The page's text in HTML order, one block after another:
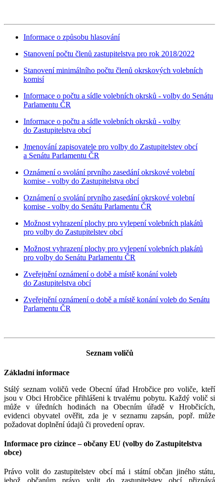
Informace o způsobu hlasování
Stanovení počtu členů zastupitelstva pro rok 2018/2022
Stanovení minimálního počtu členů okrskových volebních
komisí
Informace o počtu a sídle volebních okrsků - volby do Senátu
Parlamentu ČR
Informace o počtu a sídle volebních okrsků - volby
do Zastupitelstva obcí
Jmenování zapisovatele pro volby do Zastupitelstev obcí
a Senátu Parlamentu ČR
Oznámení o svolání prvního zasedání okrskové volební
komise - volby do Zastupitelstva obcí
Oznámení o svolání prvního zasedání okrskové volební
komise - volby do Senátu Parlamentu ČR
Možnost vyhrazení plochy pro vylepení volebních plakátů
pro volby do Zastupitelstev obcí
Možnost vyhrazení plochy pro vylepení volebních plakátů
pro volby do Senátu Parlamentu ČR
Zveřejnění oznámení o době a místě konání voleb
do Zastupitelstva obcí
Zveřejnění oznámení o době a místě konání voleb do Senátu
Parlamentu ČR
Seznam voličů
Základní informace
Stálý seznam voličů vede Obecní úřad Hrobčice pro voliče, kteří
jsou v Obci Hrobčice přihlášeni k trvalému pobytu. Každý volič si
může v úředních hodinách na Obecním úřadě v Hrobčicích,
evidenci obyvatel ověřit, zda je v seznamu zapsán, popř. může
požadovat doplnění údajů či provedení oprav.
Informace pro cizince – občany EU (volby do Zastupitelstva
obce)
Právo volit do zastupitelstev obcí má i státní občan jiného státu,